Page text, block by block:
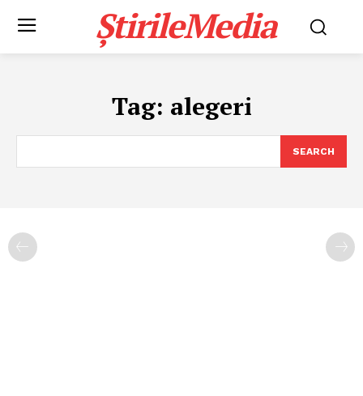
ȘtirileMedia
Tag: alegeri
SEARCH